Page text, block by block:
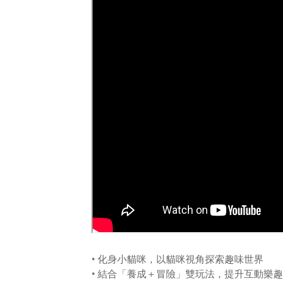
• 化身小貓咪，以貓咪視角探索趣味世界
• 結合「養成＋冒險」雙玩法，提升互動樂趣